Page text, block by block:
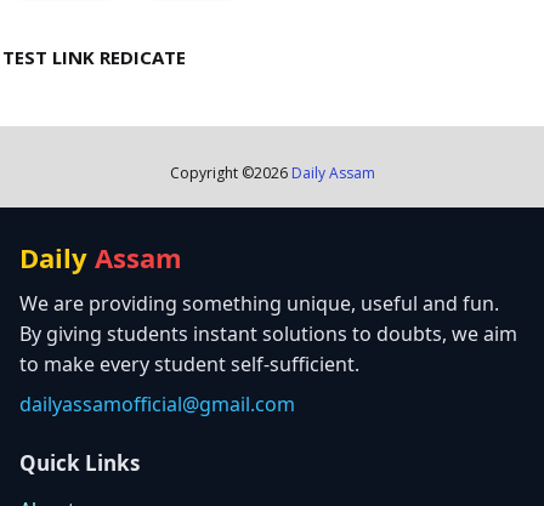
TEST LINK REDICATE
Copyright ©2026 Daily Assam
Daily Assam
We are providing something unique, useful and fun.
By giving students instant solutions to doubts, we aim
to make every student self-sufficient.
dailyassamofficial@gmail.com
Quick Links